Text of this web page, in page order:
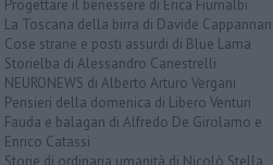
Progettare il benessere di Erica Fiumalbi
La Toscana della birra di Davide Cappannari
Cose strane e posti assurdi di Blue Lama
Storielba di Alessandro Canestrelli
NEURONEWS di Alberto Arturo Vergani
Pensieri della domenica di Libero Venturi
Fauda e balagan di Alfredo De Girolamo e
Enrico Catassi
Storie di ordinaria umanità di Nicolò Stella